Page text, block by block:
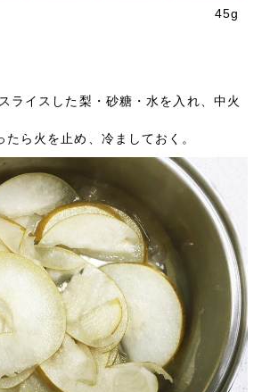
45g
ライスした梨・砂糖・水を入れ、中火
たら火を止め、冷ましておく。